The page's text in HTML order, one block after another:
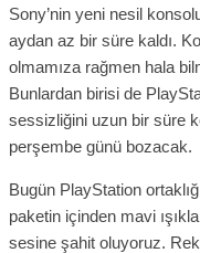
Sony’nin yeni nesil
aydan az bir süre kaldı.
olmamıza rağmen hala
Bunlardan birisi de
sessizliğini uzun bir süre
perşembe günü bozacak.
Bugün PlayStation
paketin içinden mavi
sesine şahit oluyoruz.